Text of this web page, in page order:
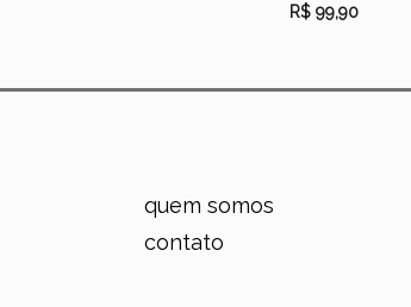
R$ 99,90
quem somos
contato